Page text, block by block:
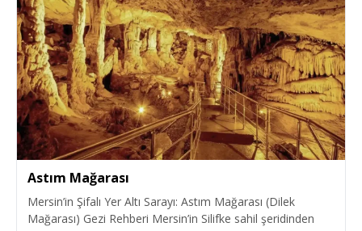
Astım Mağarası
Mersin’in Şifalı Yer Altı Sarayı: Astım Mağarası (Dilek
Mağarası) Gezi Rehberi Mersin’in Silifke sahil şeridinden